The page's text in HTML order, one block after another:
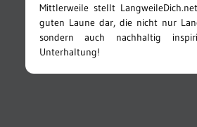
Mittlerweile stellt
guten Laune dar, die nicht nur
sondern auch nachhaltig
Unterhaltung!